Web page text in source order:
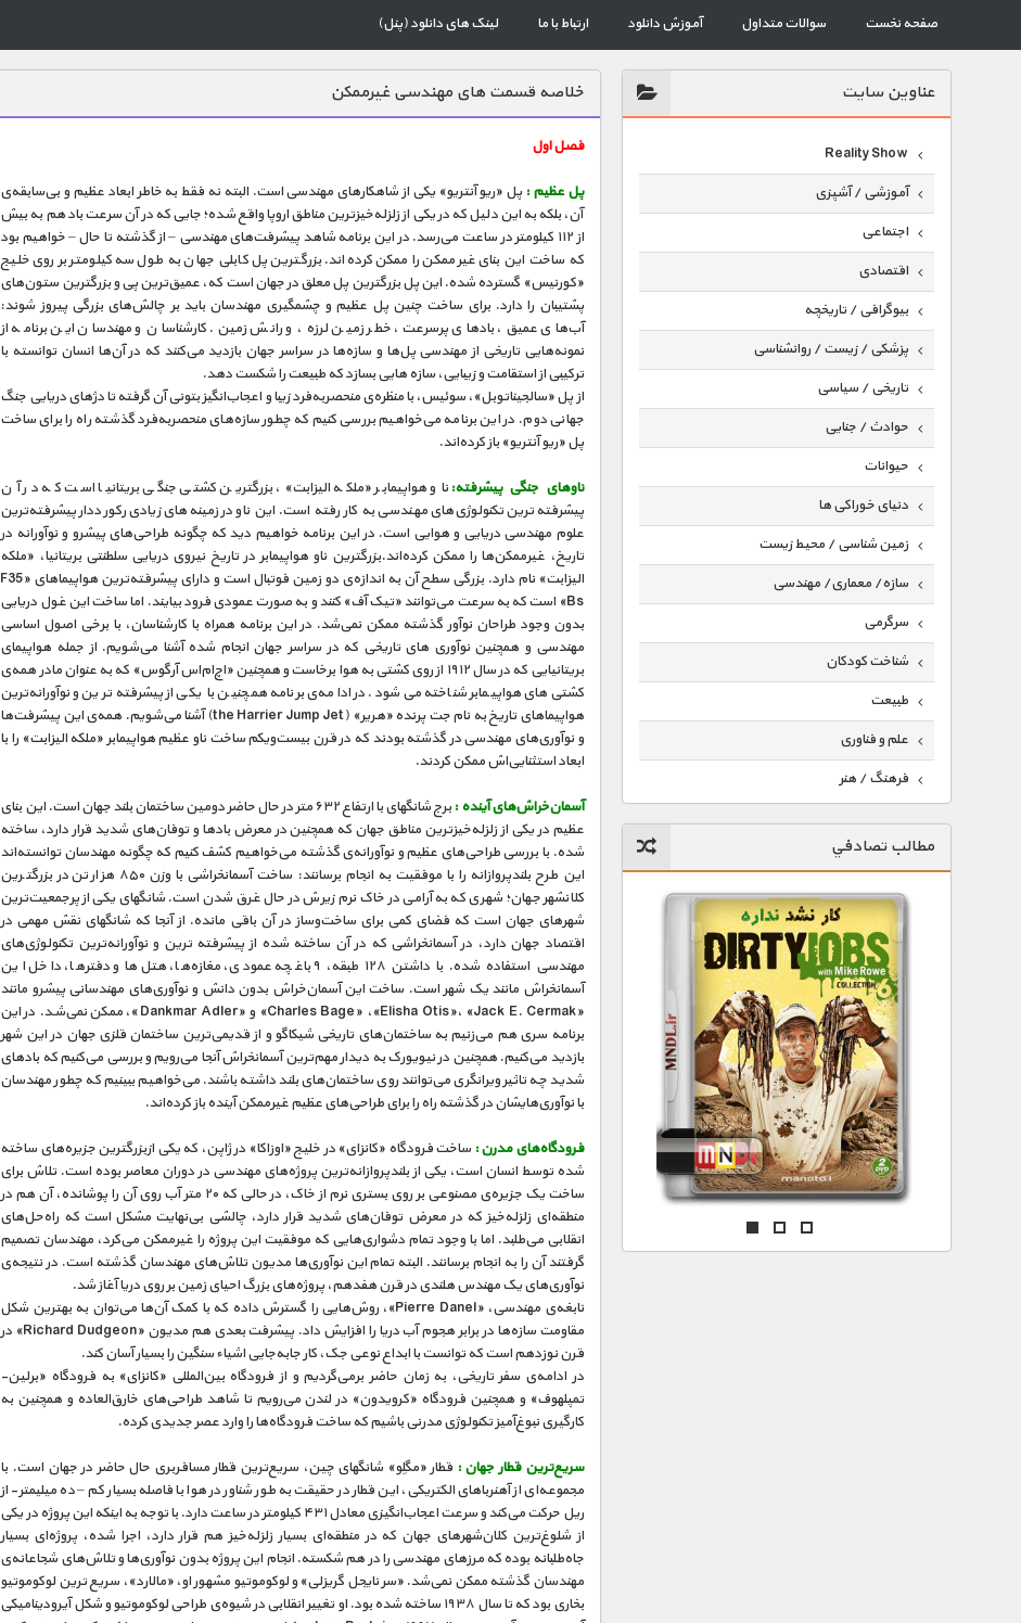
صفحه نخست سوالات متداول آموزش دانلود ارتباط با ما لینک های دانلود (پنل)
عناوين سايت
Reality Show
آموزشی / آشپزی
اجتماعی
اقتصادی
بیوگرافی / تاریخچه
پزشکی / زیست / روانشناسی
تاریخی / سیاسی
حوادث / جنایی
حیوانات
دنیای خوراکی ها
زمین شناسی / محیط زیست
سازه/ معماری/ مهندسی
سرگرمی
شناخت کودکان
طبیعت
علم و فناوری
فرهنگ / هنر
گردشگری
ماورایی
مسابقات / ورزشی
مستند های اختصاصی
مطالب تصادفي
خلاصه قسمت های مهندسی غیرممکن
فصل اول
پل عظیم : پل «ریو آنتریو» یکی از شاهکارهای مهندسی است. البته نه فقط به خاطر ابعاد عظیم و بی‌سابقه‌ی
آن، بلکه به این دلیل که در یکی از زلزله‌خیزترین مناطق اروپا واقع شده؛ جایی که در آن سرعت باد هم به بیش
از ۱۱۲ کیلومتر در ساعت می‌رسد. در این برنامه شاهد پیشرفت‌های مهندسی – از گذشته تا حال – خواهیم بود
که ساخت این بنای غیرممکن را ممکن کرده‌اند. بزرگترین پل کابلی جهان به طول سه کیلومتر بر روی خلیج
«کورنیس» گسترده شده. این پل بزرگترین پل معلق در جهان است که، عمیق‌ترین پی و بزرگترین ستون‌های
پشتیبان را دارد. برای ساخت چنین پل عظیم و چشمگیری مهندسان باید بر چالش‌های بزرگی پیروز شوند:
آب‌های عمیق، بادهای پرسرعت، خطر زمین لرزه، و رانش زمین. کارشناسان و مهندسان این برنامه از
نمونه‌هایی تاریخی از مهندسی پل‌ها و سازه‌ها در سراسر جهان بازدید می‌کنند که در آن‌ها انسان توانسته با
ترکیبی از استقامت و زیبایی، سازه هایی بسازد که طبیعت را شکست دهد.
از پل «سالجیناتوبل»، سوئیس، با منظره‌ی منحصر‌به‌فرد زیبا و اعجاب‌انگیز بتونی آن گرفته تا دژهای دریایی جنگ
جهانی دوم. در این برنامه می‌خواهیم بررسی کنیم که چطور سازه‌های منحصر‌به‌فرد گذشته راه را برای ساخت
پل «ریو آنتریو» باز کرده‌اند.
ناوهای جنگی پیشرفته: ناو هواپیمابر «ملکه الیزابت»، بزرگترین کشتی جنگی بریتانیا است که در آن
پیشرفته‌ترین تکنولوژی‌های مهندسی به کار رفته است. این ناو در زمینه‌های زیادی رکورددار پیشرفته‌ترین
علوم مهندسی دریایی و هوایی است. در این برنامه خواهیم دید که چگونه طراحی‌های پیشرو و نوآورانه در
تاریخ، غیرممکن‌ها را ممکن کرده‌اند.بزرگترین ناو هواپیمابر در تاریخ نیروی دریایی سلطنتی بریتانیا، «ملکه
الیزابت» نام دارد. بزرگی سطح آن به اندازه‌ی دو زمین فوتبال است و دارای پیشرفته‌ترین هواپیماهای «F35
Bs» است که به سرعت می‌توانند «تیک آف» کنند و به صورت عمودی فرود بیایند. اما ساخت این غول دریایی
بدون وجود طراحان نوآور گذشته ممکن نمی‌شد. در این برنامه همراه با کارشناسان، با برخی اصول اساسی
مهندسی و همچنین نوآوری های تاریخی که در سراسر جهان انجام شده آشنا می‌شویم. از جمله هواپیمای
بریتانیایی که در سال ۱۹۱۲ از روی کشتی به هوا برخاست و همچنین «اچ‌ام‌اس آرگوس» که به عنوان مادر همه‌ی
کشتی‌های هواپیمابر شناخته می‌شود. در ادامه‌ی برنامه همچنین با یکی از پیشرفته‌ترین و نوآورانه‌ترین
هواپیماهای تاریخ به نام جت پرنده «هریر» (the Harrier Jump Jet) آشنا می‌شویم. همه‌ی این پیشرفت‌ها
و نوآوری‌های مهندسی در گذشته بودند که در قرن بیست‌و‌یکم ساخت ناو عظیم هواپیمابر «ملکه الیزابت» را با
ابعاد استثنایی‌اش ممکن کردند.
آسمان‌خراش‌های آینده :
برج شانگهای با ارتفاع ۶۳۲ متر در حال حاضر دومین ساختمان بلند جهان است. این بنای
عظیم در یکی از زلزله‌خیزترین مناطق جهان که همچنین در معرض بادها و توفان‌های شدید قرار دارد، ساخته
شده. با بررسی طراحی‌های عظیم و نوآورانه‌ی گذشته می‌خواهیم کشف کنیم که چگونه مهندسان توانسته‌اند
این طرح بلندپروازانه را با موفقیت به انجام برسانند: ساخت آسمانخراشی با وزن ۸۵۰ هزار تن در بزرگترین
کلانشهر جهان؛ شهری که به آرامی در خاک نرم زیرش در حال غرق شدن است. شانگهای یکی از پرجمعیت‌ترین
شهرهای جهان است که فضای کمی برای ساخت‌و‌ساز در آن باقی مانده. از آنجا که شانگهای نقش مهمی در
اقتصاد جهان دارد، در آسمانخراشی که در آن ساخته شده از پیشرفته ترین و نوآورانه‌ترین تکنولوژی‌های
مهندسی استفاده شده. با داشتن ۱۲۸ طبقه، ۹ باغچه عمودی، مغازه‌ها، هتل‌ها و دفترها، داخل این
آسمانخراش مانند یک شهر است. ساخت این آسمان‌خراش بدون دانش و نوآوری‌های مهندسانی پیشرو مانند
«Charles Bage» ،«Elisha Otis»، «Jack E. Cermak» و «Dankmar Adler»، ممکن نمی‌شد. در این
برنامه سری هم می‌زنیم به ساختمان‌های تاریخی شیکاگو و از قدیمی‌ترین ساختمان قلزی جهان در این شهر
بازدید می‌کنیم. همچنین در نیویورک به دیدار مهم‌ترین آسمانخراش آنجا می‌رویم و بررسی می‌کنیم که بادهای
شدید چه تاثیر ویرانگری می‌توانند روی ساختمان‌های بلند داشته باشند. می‌خواهیم ببینیم که چطور مهندسان
با نوآوری‌هایشان در گذشته راه را برای طراحی‌های عظیم غیرممکن آینده باز کرده‌اند.
فرودگاه‌های مدرن : ساخت فرودگاه «کانزای» در خلیج «اوزاکا» در ژاپن، که یکی ازبزرگترین جزیره‌های ساخته
شده توسط انسان است، یکی از بلندپروازانه‌ترین پروژه‌های مهندسی در دوران معاصر بوده است. تلاش برای
ساخت یک جزیره‌ی مصنوعی بر روی بستری نرم از خاک، در حالی که ۲۰ متر آب روی آن را پوشانده، آن هم در
منطقه‌ای زلزله‌خیز که در معرض توفان‌های شدید قرار دارد، چالشی بی‌نهایت مشکل است که راه‌حل‌های
انقلابی می‌طلبد. اما با وجود تمام دشواری‌هایی که موفقیت این پروژه را غیرممکن می‌کرد، مهندسان تصمیم
گرفتند آن را به انجام برسانند. البته تمام این نوآوری‌ها مدیون تلاش‌های مهندسان گذشته است. در نتیجه‌ی
نوآوری‌های یک مهندس هلندی در قرن هفدهم، پروژه‌های بزرگ احیای زمین بر روی دریا آغاز شد.
نابغه‌ی مهندسی، «Pierre Danel»، روش‌هایی را گسترش داده که با کمک آن‌ها می‌توان به بهترین شکل
مقاومت سازه‌ها در برابر هجوم آب دریا را افزایش داد. پیشرفت بعدی هم مدیون «Richard Dudgeon» در
قرن نوزدهم است که توانست با ابداع نوعی جک، کار جا‌به‌جایی اشیاء سنگین را بسیار آسان کند.
در ادامه‌ی سفر تاریخی، به زمان حاضر برمی‌گردیم و از فرودگاه بین‌المللی «کانزای» به فرودگاه «برلین-
تمپلهوف» و همچنین فرودگاه «کرویدون» در لندن می‌رویم تا شاهد طراحی‌های خارق‌العاده و همچنین به
کارگیری نبوغ‌آمیز تکنولوژی مدرنی باشیم که ساخت فرودگاه‌ها را وارد عصر جدیدی کرده.
سریع‌ترین قطار جهان : قطار «مگلِو» شانگهای چین، سریع‌ترین قطار مسافربری حال حاضر در جهان است. با
مجموعه‌ای از آهنرباهای الکتریکی، این قطار در حقیقت به طور شناور در هوا با فاصله بسیار کم – ده میلیمتر- از
ریل حرکت می‌کند و سرعت اعجاب‌انگیزی معادل ۴۳۱ کیلومتر در ساعت دارد. با توجه به اینکه این پروژه در یکی
از شلوغ‌ترین کلان‌شهرهای جهان که در منطقه‌ای بسیار زلزله‌خیز هم قرار دارد، اجرا شده، پروژه‌ای بسیار
جاه‌طلبانه بوده که مرزهای مهندسی را در هم شکسته. انجام این پروژه بدون نوآوری‌ها و تلاش‌های شجاعانه‌ی
مهندسان گذشته ممکن نمی‌شد. «سر نایجل گریزلی» و لوکوموتیو مشهور او، «مالارد»، سریع ترین لوکوموتیو
بخاری بود که تا سال ۱۹۳۸ ساخته شده بود. او تغییر انقلابی در شیوه‌ی طراحی لوکوموتیو و شکل آیرودینامیکی